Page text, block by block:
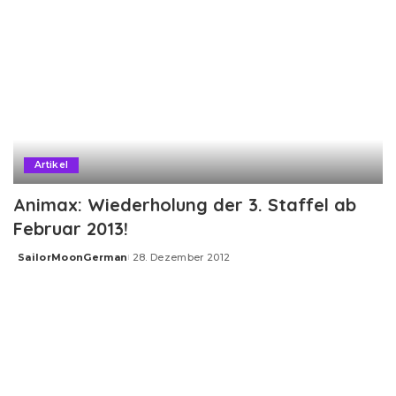
Artikel
Animax: Wiederholung der 3. Staffel ab
Februar 2013!
Posted
SailorMoonGerman 28. Dezember 2012